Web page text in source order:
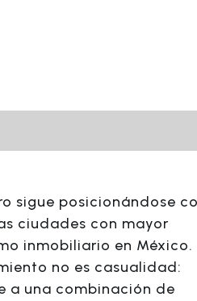
sigue posicionándose
ciudades con mayor
inmobiliario en México.
no es casualidad:
a una combinación de